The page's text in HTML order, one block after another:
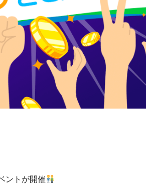
ントが開催